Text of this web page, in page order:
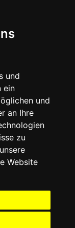
und
ein
und
an Ihre
zu
Website